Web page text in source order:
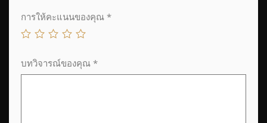
การให้คะแนนของคุณ *
บทวิจารณ์ของคุณ *